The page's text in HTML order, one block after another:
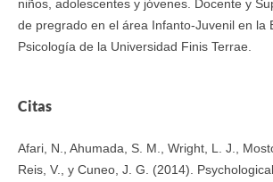
niños, adolescentes y jóvenes. Docente y
de pregrado en el área Infanto-Juvenil en la
Psicología de la Universidad Finis Terrae.
Citas
Afari, N., Ahumada, S. M., Wright, L. J.,
Reis, V., y Cuneo, J. G. (2014).